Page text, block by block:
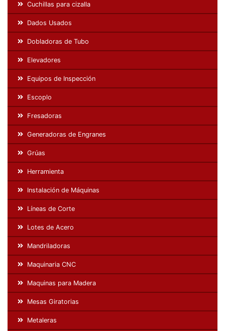
Cuchillas para cizalla
Dados Usados
Dobladoras de Tubo
Elevadores
Equipos de Inspección
Escoplo
Fresadoras
Generadoras de Engranes
Grúas
Herramienta
Instalación de Máquinas
Líneas de Corte
Lotes de Acero
Mandriladoras
Maquinaria CNC
Maquinas para Madera
Mesas Giratorias
Metaleras